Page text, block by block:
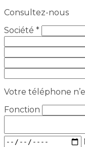
Consultez-nous
Société *
Votre téléphone
Fonction